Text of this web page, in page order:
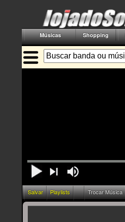
Músicas Shopping
Salvar Playlists Trocar Música